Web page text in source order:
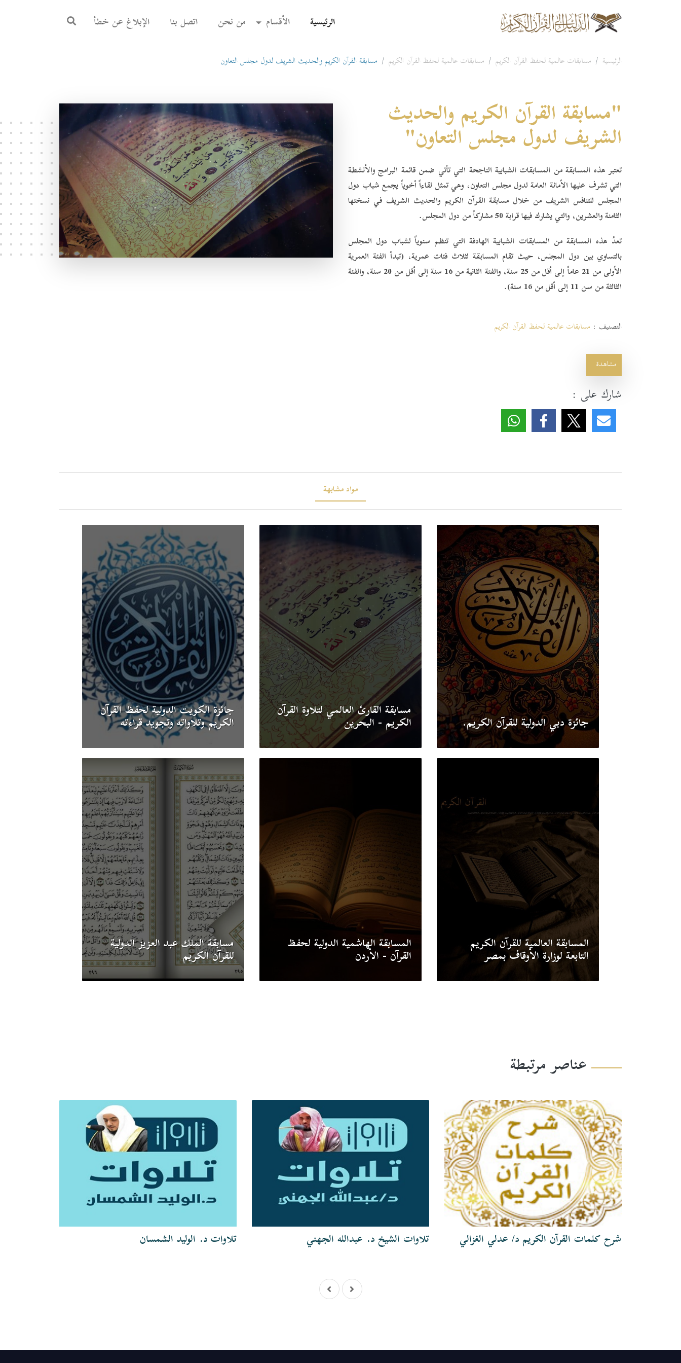
الرئيسية
(current) الأقسام من نحن اتصل بنا الإبلاغ عن خطأ
الرئيسية مسابقات عالمية لحفظ القرآن الكريم مسابقات عالمية لحفظ القرآن الكريم مسابقة القرآن الكريم والحديث الشريف لدول مجلس التعاون
"مسابقة القرآن الكريم والحديث
الشريف لدول مجلس التعاون"
تعتبر هذه المسابقة من المسابقات الشبابية الناجحة التي تأتي ضمن قائمة البرامج والأنشطة
التي تشرف عليها الأمانة العامة لدول مجلس التعاون، وهي تمثل لقاءاً أخوياً يجمع شباب دول
المجلس للتنافس الشريف من خلال مسابقة القرآن الكريم والحديث الشريف في نسختها
الثامنة والعشرين، والتي يشارك فيها قرابة 50 مشاركاً من دول المجلس.
تعدُ هذه المسابقة من المسابقات الشبابية الهادفة التي تنظم سنوياً لشباب دول المجلس
بالتساوي بين دول المجلس، حيث تقام المسابقة لثلاث فئات عمرية، (تبدأ الفئة العمرية
الأولى من 21 عاماً إلى أقل من 25 سنة، والفئة الثانية من 16 سنة إلى أقل من 20 سنة، والفئة
الثالثة من سن 11 إلى أقل من 16 سنة).
التصنيف : مسابقات عالمية لحفظ القرآن الكريم
مشاهدة
شارك على :
مواد مشابهة
جائزة دبي الدولية للقرآن الكريم.
مسابقة القارئ العالمي لتلاوة القرآن
الكريم - البحرين
جائزة الكويت الدولية لحفظ القرآن
الكريم وتلاواته وتجويد قراءته
المسابقة العالمية للقرآن الكريم
التابعة لوزارة الأوقاف بمصر
المسابقة الهاشمية الدولية لحفظ
القرآن - الأردن
مسابقة الملك عبد العزيز الدولية
للقرآن الكريم
عناصر مرتبطة
شرح كلمات القرآن الكريم د/ عدلي الغزالي تلاوات الشيخ د. عبدالله الجهني تلاوات د. الوليد الشمسان